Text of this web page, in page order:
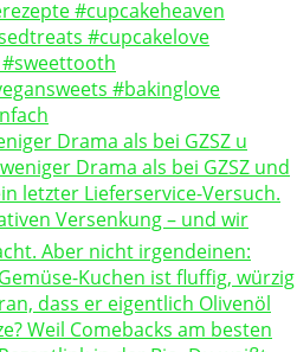
Drama als bei GZSZ u